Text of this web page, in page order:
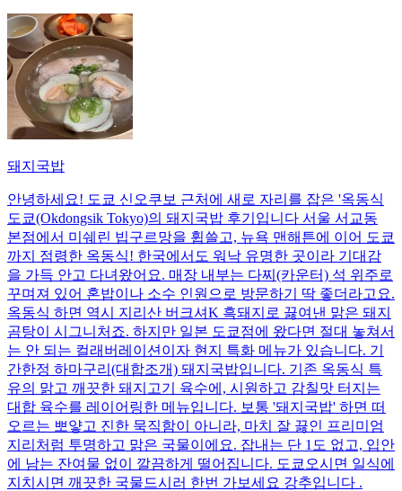
돼지국밥
안녕하세요! 도쿄 신오쿠보 근처에 새로 자리를 잡은 '옥동식
도쿄(Okdongsik Tokyo)의 돼지국밥 후기입니다 서울 서교동
본점에서 미쉐린 빕구르망을 휩쓸고, 뉴욕 맨해튼에 이어 도쿄
까지 점령한 옥동식! 한국에서도 워낙 유명한 곳이라 기대감
을 가득 안고 다녀왔어요. 매장 내부는 다찌(카운터) 석 위주로
꾸며져 있어 혼밥이나 소수 인원으로 방문하기 딱 좋더라고요.
옥동식 하면 역시 지리산 버크셔K 흑돼지로 끓여낸 맑은 돼지
곰탕이 시그니처죠. 하지만 일본 도쿄점에 왔다면 절대 놓쳐서
는 안 되는 컬래버레이션이자 현지 특화 메뉴가 있습니다. 기
간한정 하마구리(대합조개) 돼지국밥입니다. 기존 옥동식 특
유의 맑고 깨끗한 돼지고기 육수에, 시원하고 감칠맛 터지는
대합 육수를 레이어링한 메뉴입니다. 보통 '돼지국밥' 하면 떠
오르는 뽀얗고 진한 묵직함이 아니라, 마치 잘 끓인 프리미엄
지리처럼 투명하고 맑은 국물이에요. 잡내는 단 1도 없고, 입안
에 남는 잔여물 없이 깔끔하게 떨어집니다. 도쿄오시면 일식에
지치시면 깨끗한 국물드시러 한번 가보세요 강추입니다 .